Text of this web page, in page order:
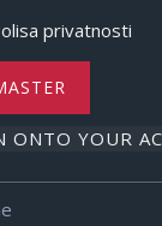
privatnosti
ONTO YOUR